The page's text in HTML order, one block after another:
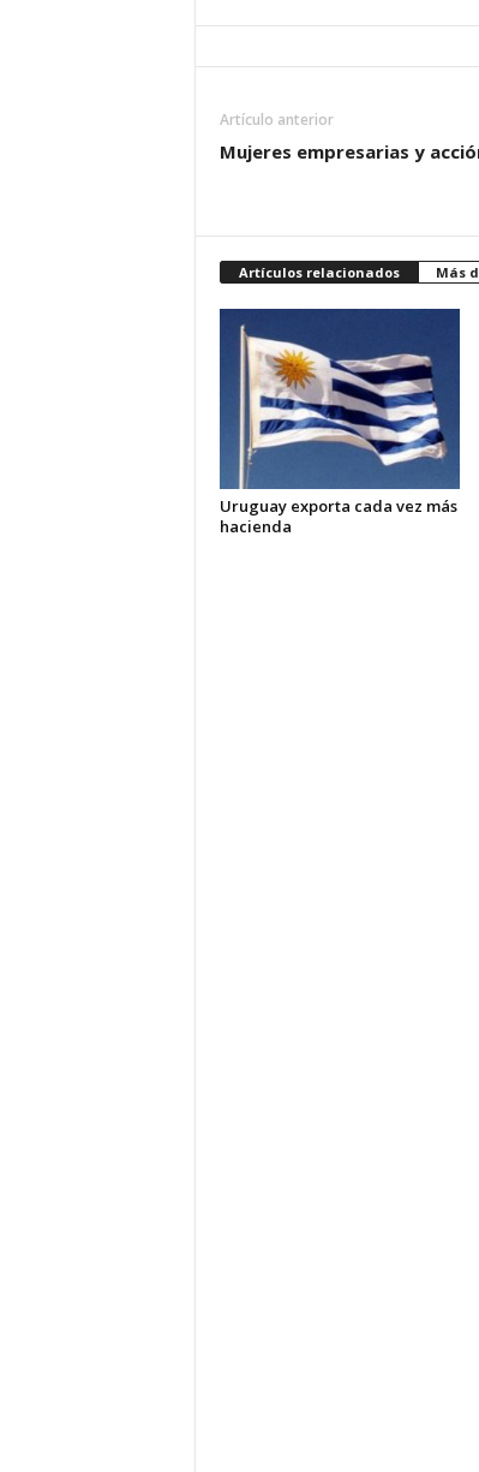
Artículo anterior
Mujeres empresarias y
Artículos relacionados Más
Uruguay exporta cada vez más
hacienda